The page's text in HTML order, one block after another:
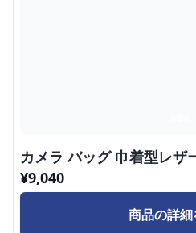
カメラ バッグ 巾着型レザ
¥9,040
商品の詳細